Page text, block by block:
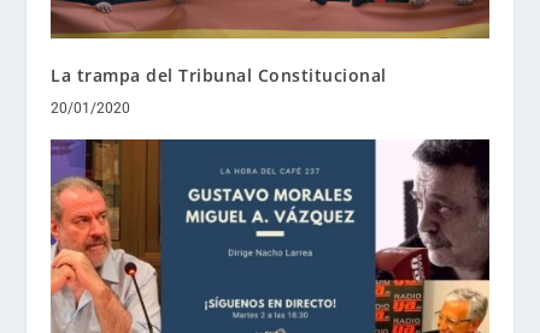
La trampa del Tribunal Constitucional
20/01/2020